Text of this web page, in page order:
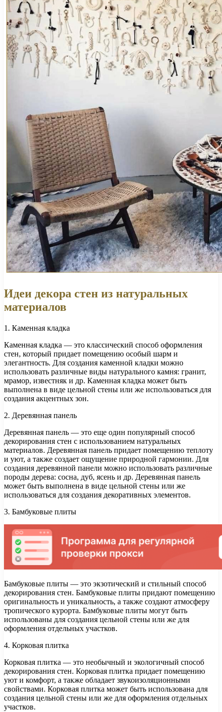
Идеи декора стен из натуральных
материалов
1. Каменная кладка
Каменная кладка — это классический способ оформления
стен, который придает помещению особый шарм и
элегантность. Для создания каменной кладки можно
использовать различные виды натурального камня: гранит,
мрамор, известняк и др. Каменная кладка может быть
выполнена в виде цельной стены или же использоваться для
создания акцентных зон.
2. Деревянная панель
Деревянная панель — это еще один популярный способ
декорирования стен с использованием натуральных
материалов. Деревянная панель придает помещению теплоту
и уют, а также создает ощущение природной гармонии. Для
создания деревянной панели можно использовать различные
породы дерева: сосна, дуб, ясень и др. Деревянная панель
может быть выполнена в виде цельной стены или же
использоваться для создания декоративных элементов.
3. Бамбуковые плиты
Бамбуковые плиты — это экзотический и стильный способ
декорирования стен. Бамбуковые плиты придают помещению
оригинальность и уникальность, а также создают атмосферу
тропического курорта. Бамбуковые плиты могут быть
использованы для создания цельной стены или же для
оформления отдельных участков.
4. Корковая плитка
Корковая плитка — это необычный и экологичный способ
декорирования стен. Корковая плитка придает помещению
уют и комфорт, а также обладает звукоизоляционными
свойствами. Корковая плитка может быть использована для
создания цельной стены или же для оформления отдельных
участков.